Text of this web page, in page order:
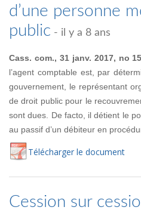
d’une personne
public - il y a 8 ans
Cass. com., 31 janv. 2017, no
l’agent comptable est, par
gouvernement, le représentant
de droit public pour le
sont dues. De facto, il détient le
au passif d’un débiteur en
Télécharger le document
Cession sur